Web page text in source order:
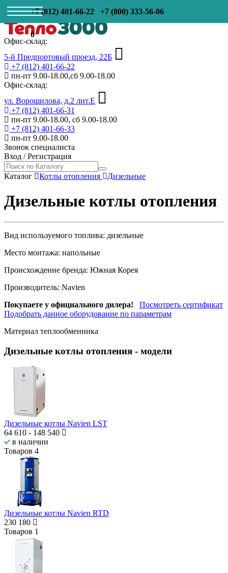
+7 (812) 401-66-22 +7 (800) 333-56-06
0
Офис-склад:
5-й Предпортовый проезд, 22Б
+7 (812) 401-66-22
пн-пт 9.00-18.00,сб 9.00-18.00
Офис-склад:
ул. Ворошилова, д.2 лит.Е
+7 (812) 401-66-31
пн-пт 9.00-18.00, сб 9.00-18.00
+7 (812) 401-66-33
пн-пт 9.00-18.00
Звонок специалиста
Вход /Регистрация
Каталог Котлы отопления Дизельные
Дизельные котлы отопления
Вид используемого топлива: дизельные
Место монтажа: напольные
Происхождение бренда: Южная Корея
Производитель: Navien
Покупаете у официального дилера!
Посмотреть сертификат
Подобрать данное оборудование по параметрам
Материал теплообменника
Дизельные котлы отопления - модели
Дизельные котлы Navien LST
64 610 - 148 540
в наличии
Товаров 4
Дизельные котлы Navien RTD
230 180
Товаров 1